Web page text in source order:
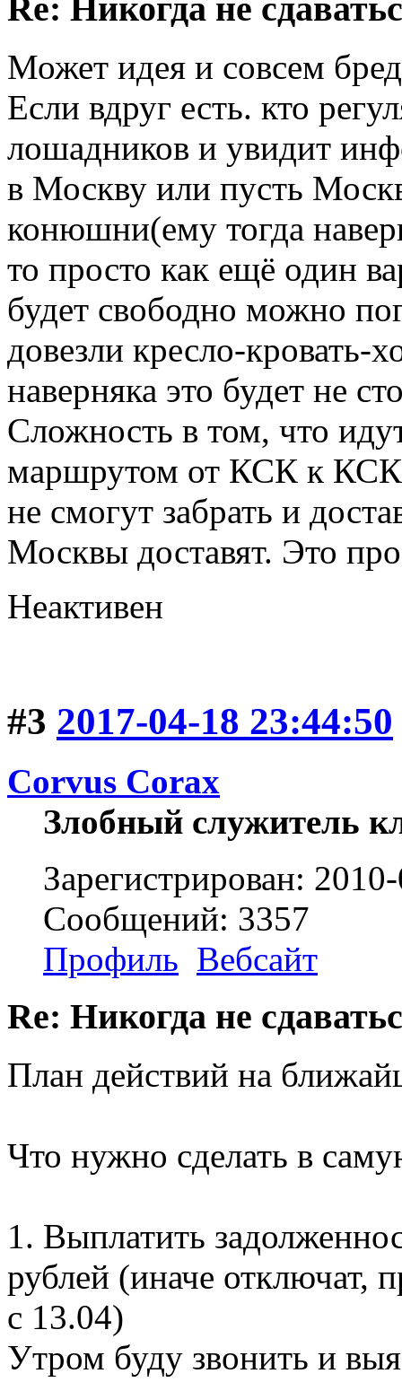
Re: Никогда не
Может идея и совсем
Если вдруг есть. кто
лошадников и увидит
в Москву или пусть
конюшни(ему тогда
то просто как ещё один
будет свободно можно
довезли кресло-кровать-
наверняка это будет не
Сложность в том, что
маршрутом от КСК к КСК
не смогут забрать и
Москвы доставят. Это
Неактивен
#3 2017-04-18 23:44:50
Corvus Corax
Злобный служитель
Зарегистрирован:
Сообщений: 3357
Профиль Вебсайт
Re: Никогда не
План действий на
Что нужно сделать в
1. Выплатить
рублей (иначе отключат,
с 13.04)
Утром буду звонить и